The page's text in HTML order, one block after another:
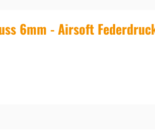
6mm - Airsoft